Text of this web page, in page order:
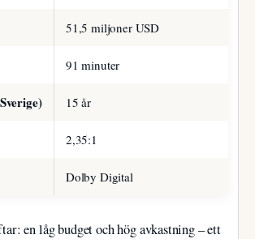
51,5 miljoner USD
91 minuter
15 år
2,35:1
Dolby Digital
en låg budget och hög avkastning – ett